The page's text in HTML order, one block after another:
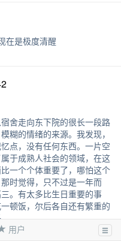
用户
在是极度清醒
舍走向东下院的很长一段路
糊的情绪的来源。我发现，
点，没有任何东西。一片空
于成熟人社会的领域，在这
一个个体重要了，哪怕这个
时觉得，只不过是一年而
。有太多比生日重要的事
顿饭，尔后各自还有繁重的